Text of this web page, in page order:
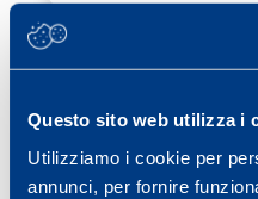
Questo sito web utilizza i
Utilizziamo i cookie per
annunci, per fornire
JEREZ SCEGLIE
JEREZ
CORDOLI,
15 Aprile 2026